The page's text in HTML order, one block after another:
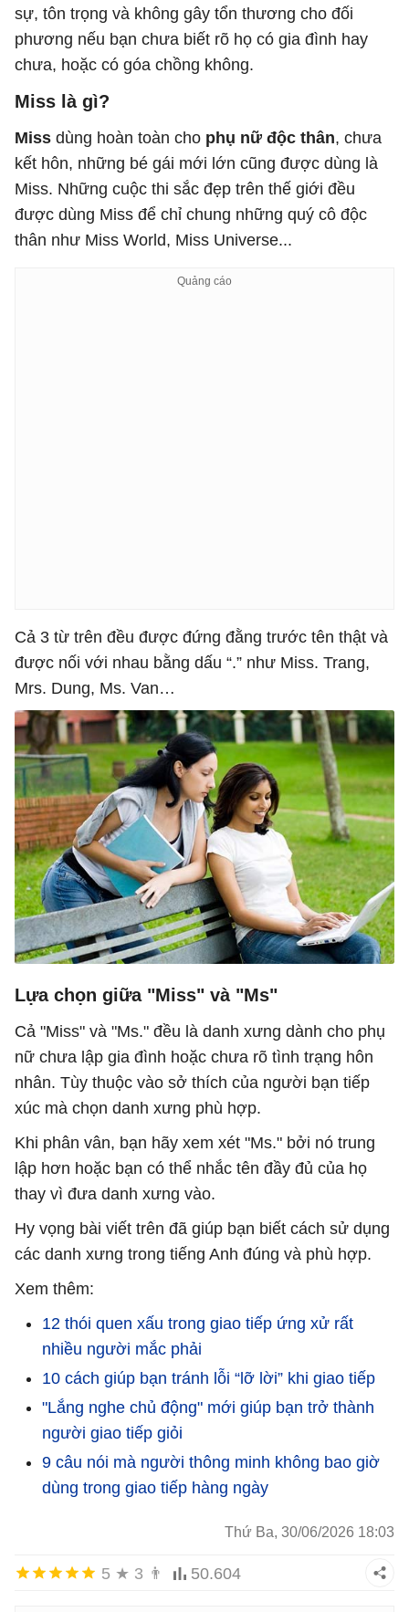
sự, tôn trọng và không gây tổn thương cho đối
phương nếu bạn chưa biết rõ họ có gia đình hay
chưa, hoặc có góa chồng không.
Miss là gì?
Miss dùng hoàn toàn cho phụ nữ độc thân, chưa
kết hôn, những bé gái mới lớn cũng được dùng là
Miss. Những cuộc thi sắc đẹp trên thế giới đều
được dùng Miss để chỉ chung những quý cô độc
thân như Miss World, Miss Universe...
Cả 3 từ trên đều được đứng đằng trước tên thật và
được nối với nhau bằng dấu “.” như Miss. Trang,
Mrs. Dung, Ms. Van…
Lựa chọn giữa "Miss" và "Ms"
Cả "Miss" và "Ms." đều là danh xưng dành cho phụ
nữ chưa lập gia đình hoặc chưa rõ tình trạng hôn
nhân. Tùy thuộc vào sở thích của người bạn tiếp
xúc mà chọn danh xưng phù hợp.
Khi phân vân, bạn hãy xem xét "Ms." bởi nó trung
lập hơn hoặc bạn có thể nhắc tên đầy đủ của họ
thay vì đưa danh xưng vào.
Hy vọng bài viết trên đã giúp bạn biết cách sử dụng
các danh xưng trong tiếng Anh đúng và phù hợp.
Xem thêm:
12 thói quen xấu trong giao tiếp ứng xử rất
nhiều người mắc phải
10 cách giúp bạn tránh lỗi “lỡ lời” khi giao tiếp
"Lắng nghe chủ động" mới giúp bạn trở thành
người giao tiếp giỏi
9 câu nói mà người thông minh không bao giờ
dùng trong giao tiếp hàng ngày
Thứ Ba, 30/06/2026 18:03
5 ★ 3 👨 50.604